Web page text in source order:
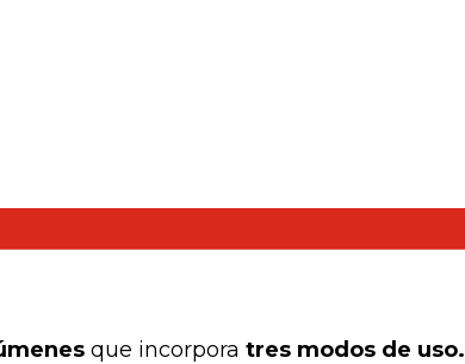
que incorpora tres modos de uso.